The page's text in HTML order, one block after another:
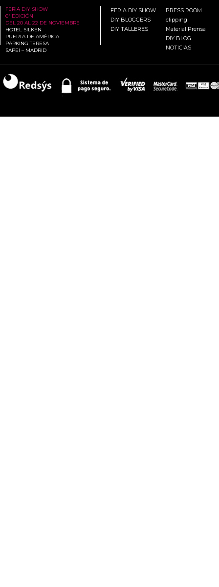
FERIA DIY SHOW
6ª EDICIÓN
DEL 20 AL 22 DE NOVIEMBRE
HOTEL SILKEN
PUERTA DE AMÉRICA
PARKING TERESA
SAPEI – MADRID
FERIA DIY SHOW
DIY BLOGGERS
DIY TALLERES
PRESS ROOM
clipping
Material Prensa
DIY BLOG
NOTICIAS